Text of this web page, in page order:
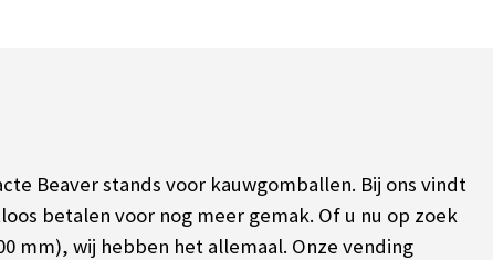
Beaver stands voor kauwgomballen. Bij ons vindt
betalen voor nog meer gemak. Of u nu op zoek
mm), wij hebben het allemaal. Onze vending